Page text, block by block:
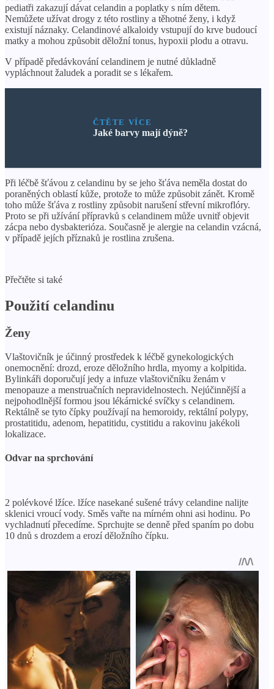
pediatři zakazují dávat celandin a poplatky s ním dětem.
Nemůžete užívat drogy z této rostliny a těhotné ženy, i když
existují náznaky. Celandinové alkaloidy vstupují do krve budoucí
matky a mohou způsobit děložní tonus, hypoxii plodu a otravu.
V případě předávkování celandinem je nutné důkladně
vypláchnout žaludek a poradit se s lékařem.
ČTĚTE VÍCE
Jaké barvy mají dýně?
Při léčbě šťávou z celandinu by se jeho šťáva neměla dostat do
poraněných oblastí kůže, protože to může způsobit zánět. Kromě
toho může šťáva z rostliny způsobit narušení střevní mikroflóry.
Proto se při užívání přípravků s celandinem může uvnitř objevit
zácpa nebo dysbakterióza. Současně je alergie na celandin vzácná,
v případě jejích příznaků je rostlina zrušena.
Přečtěte si také
Použití celandinu
Ženy
Vlaštovičník je účinný prostředek k léčbě gynekologických
onemocnění: drozd, eroze děložního hrdla, myomy a kolpitida.
Bylinkáři doporučují jedy a infuze vlaštovičníku ženám v
menopauze a menstruačních nepravidelnostech. Nejúčinnější a
nejpohodlnější formou jsou lékárnické svíčky s celandinem.
Rektálně se tyto čípky používají na hemoroidy, rektální polypy,
prostatitidu, adenom, hepatitidu, cystitidu a rakovinu jakékoli
lokalizace.
Odvar na sprchování
2 polévkové lžíce. lžíce nasekané sušené trávy celandine nalijte
sklenici vroucí vody. Směs vařte na mírném ohni asi hodinu. Po
vychladnutí přecedíme. Sprchujte se denně před spaním po dobu
10 dnů s drozdem a erozí děložního čípku.